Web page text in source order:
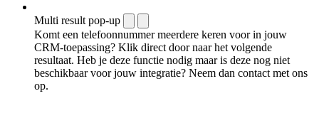
Multi result pop-up
Komt een telefoonnummer meerdere keren voor in jouw
CRM-toepassing? Klik direct door naar het volgende
resultaat. Heb je deze functie nodig maar is deze nog niet
beschikbaar voor jouw integratie? Neem dan contact met ons
op.